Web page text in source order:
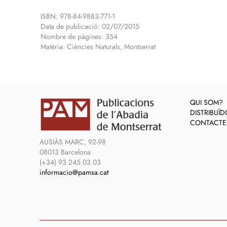
ISBN: 978-84-9883-771-1
Data de publicació: 02/07/2015
Nombre de pàgines: 354
Matèria: Ciències Naturals, Montserrat
AUSIÀS MARC, 92-98
08013 Barcelona
(+34) 93 245 03 03
informacio@pamsa.cat
QUI SOM?
CONTACTE